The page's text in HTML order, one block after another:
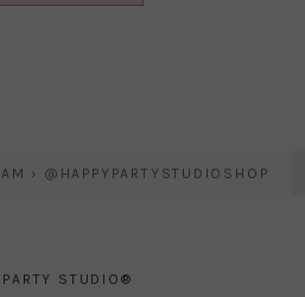
› @HAPPYPARTYSTUDIOSHOP
PARTY STUDIO®